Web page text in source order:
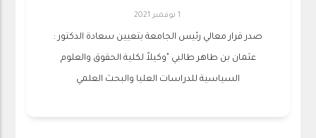
1 نوفمبر 2021
صدر قرار معالي رئيس الجامعة بتعيين سعادة الدكتور :
عثمان بن طاهر طالبي "وكيلاً لكلية الحقوق والعلوم
السياسية للدراسات العليا والبحث العلمي